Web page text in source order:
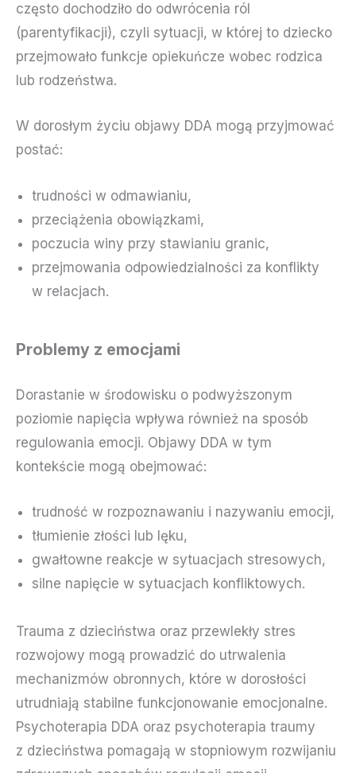
często dochodziło do odwrócenia ról
(parentyfikacji), czyli sytuacji, w której to dziecko
przejmowało funkcje opiekuńcze wobec rodzica
lub rodzeństwa.
W dorosłym życiu objawy DDA mogą przyjmować
postać:
trudności w odmawianiu,
przeciążenia obowiązkami,
poczucia winy przy stawianiu granic,
przejmowania odpowiedzialności za konflikty
w relacjach.
Problemy z emocjami
Dorastanie w środowisku o podwyższonym
poziomie napięcia wpływa również na sposób
regulowania emocji. Objawy DDA w tym
kontekście mogą obejmować:
trudność w rozpoznawaniu i nazywaniu emocji,
tłumienie złości lub lęku,
gwałtowne reakcje w sytuacjach stresowych,
silne napięcie w sytuacjach konfliktowych.
Trauma z dzieciństwa oraz przewlekły stres
rozwojowy mogą prowadzić do utrwalenia
mechanizmów obronnych, które w dorosłości
utrudniają stabilne funkcjonowanie emocjonalne.
Psychoterapia DDA oraz psychoterapia traumy
z dzieciństwa pomagają w stopniowym rozwijaniu